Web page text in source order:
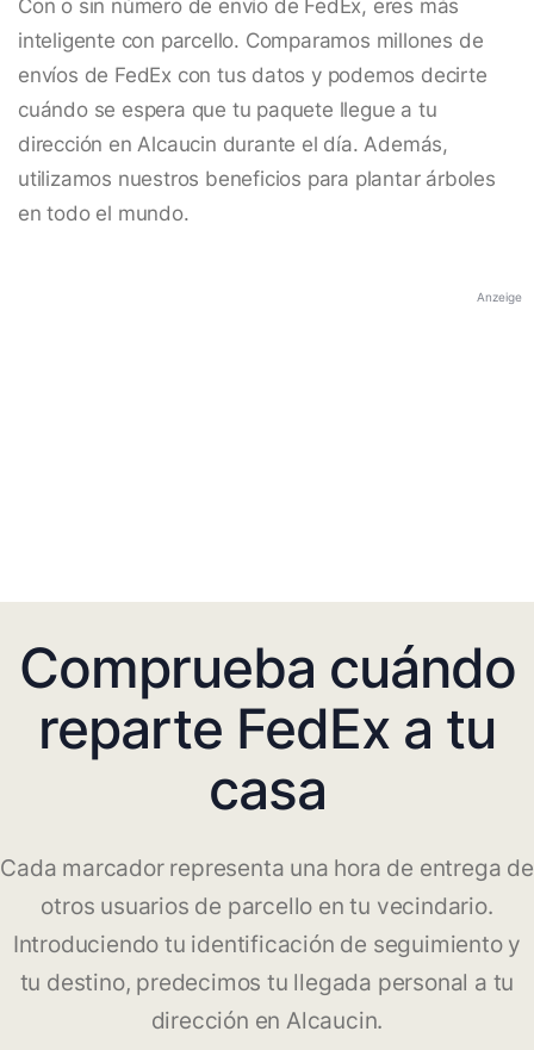
Con o sin número de envío de FedEx, eres más
inteligente con parcello. Comparamos millones de
envíos de FedEx con tus datos y podemos decirte
cuándo se espera que tu paquete llegue a tu
dirección en Alcaucin durante el día. Además,
utilizamos nuestros beneficios para plantar árboles
en todo el mundo.
Anzeige
Comprueba cuándo
reparte FedEx a tu
casa
Cada marcador representa una hora de entrega de
otros usuarios de parcello en tu vecindario.
Introduciendo tu identificación de seguimiento y
tu destino, predecimos tu llegada personal a tu
dirección en Alcaucin.